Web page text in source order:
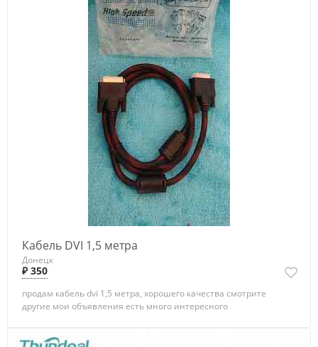
Кабель DVI 1,5 метра
Донецк
₽ 350
продам кабель dvi 1,5 метра, хорошего качества смотрите
другие мои объявления есть много интересного